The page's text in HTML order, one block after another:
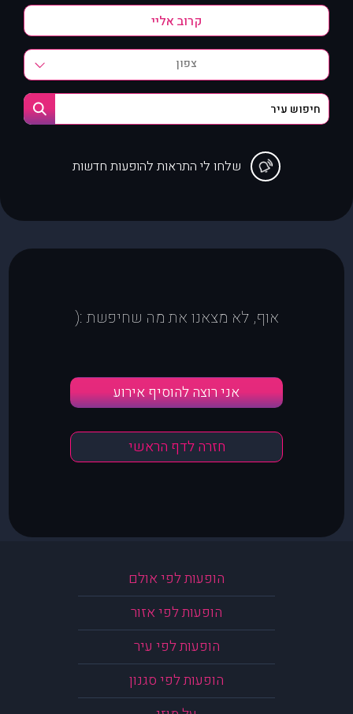
צפון
שלחו לי התראות להופעות חדשות
אוף, לא מצאנו את מה שחיפשת :(
אני רוצה להוסיף אירוע
חזרה לדף הראשי
הופעות לפי אולם
הופעות לפי אזור
הופעות לפי עיר
הופעות לפי סגנון